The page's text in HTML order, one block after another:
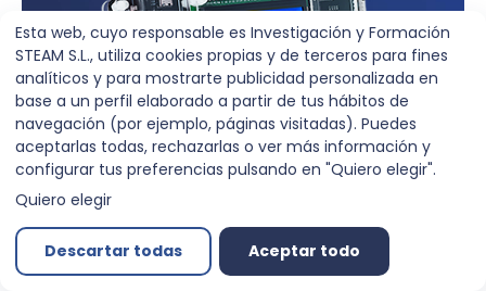
Esta web, cuyo responsable es Investigación y Formación
STEAM S.L., utiliza cookies propias y de terceros para fines
analíticos y para mostrarte publicidad personalizada en
base a un perfil elaborado a partir de tus hábitos de
navegación (por ejemplo, páginas visitadas). Puedes
aceptarlas todas, rechazarlas o ver más información y
configurar tus preferencias pulsando en "Quiero elegir".
Quiero elegir
Descartar todas Aceptar todo